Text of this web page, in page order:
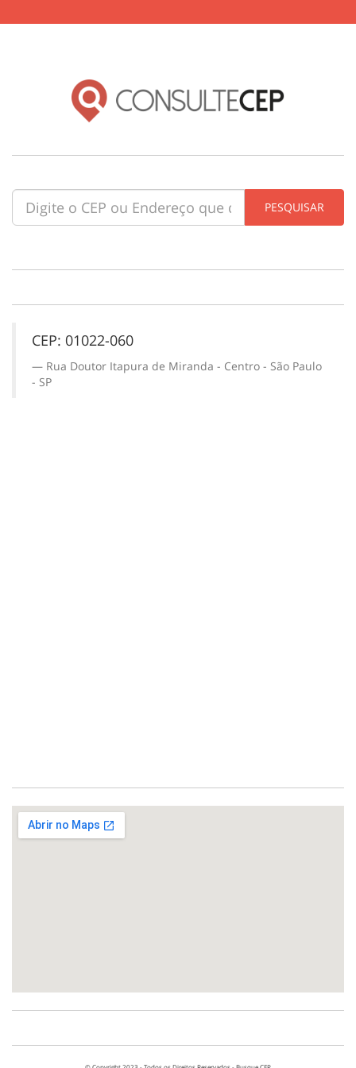
CEP: 01022-060
Rua Doutor Itapura de Miranda - Centro - São Paulo
- SP